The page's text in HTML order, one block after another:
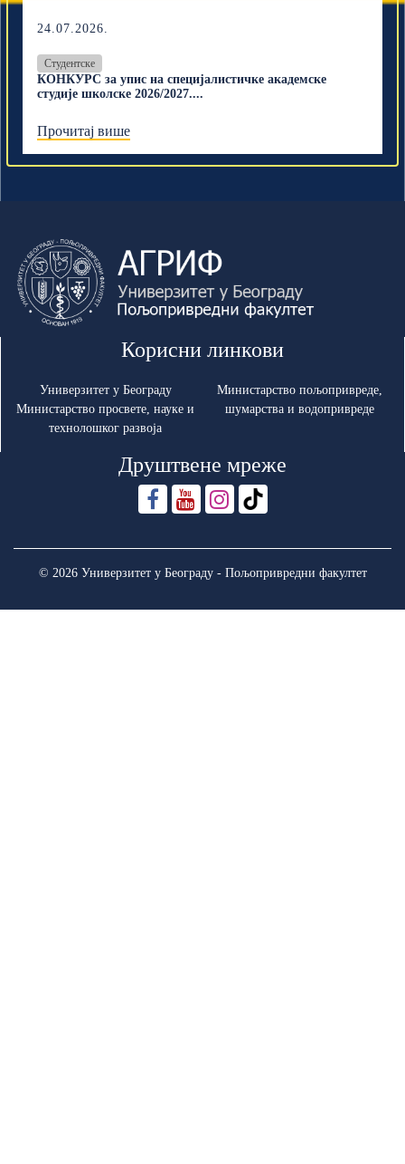
24.07.2026.
Студентске
КОНКУРС за упис на специјалистичке академске
студије школске 2026/2027....
Прочитај више
Корисни линкови
Универзитет у Београду
Министарство просвете, науке и
технолошког развоја
Министарство пољопривреде,
шумарства и водопривреде
Друштвене мреже
© 2026 Универзитет у Београду - Пољопривредни факултет